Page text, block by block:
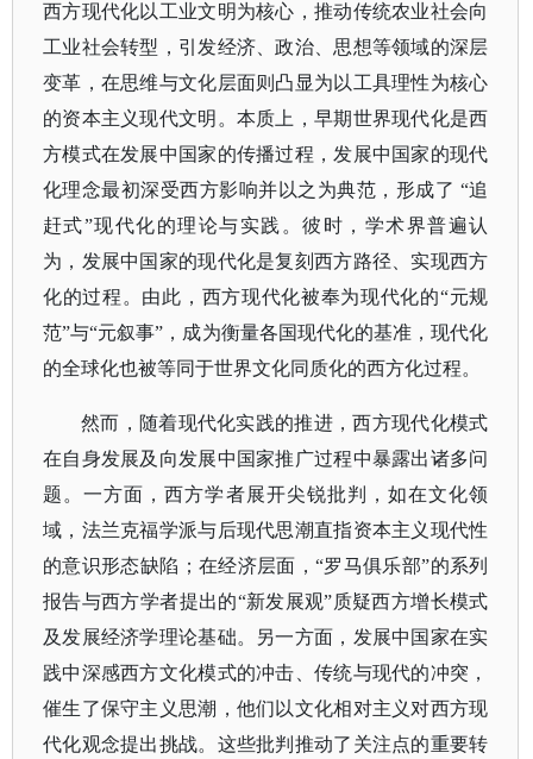
西方现代化以工业文明为核心，推动传统农业社会向
工业社会转型，引发经济、政治、思想等领域的深层
变革，在思维与文化层面则凸显为以工具理性为核心
的资本主义现代文明。本质上，早期世界现代化是西
方模式在发展中国家的传播过程，发展中国家的现代
化理念最初深受西方影响并以之为典范，形成了 “追
赶式”现代化的理论与实践。彼时，学术界普遍认
为，发展中国家的现代化是复刻西方路径、实现西方
化的过程。由此，西方现代化被奉为现代化的“元规
范”与“元叙事”，成为衡量各国现代化的基准，现代化
的全球化也被等同于世界文化同质化的西方化过程。
然而，随着现代化实践的推进，西方现代化模式
在自身发展及向发展中国家推广过程中暴露出诸多问
题。一方面，西方学者展开尖锐批判，如在文化领
域，法兰克福学派与后现代思潮直指资本主义现代性
的意识形态缺陷；在经济层面，“罗马俱乐部”的系列
报告与西方学者提出的“新发展观”质疑西方增长模式
及发展经济学理论基础。另一方面，发展中国家在实
践中深感西方文化模式的冲击、传统与现代的冲突，
催生了保守主义思潮，他们以文化相对主义对西方现
代化观念提出挑战。这些批判推动了关注点的重要转